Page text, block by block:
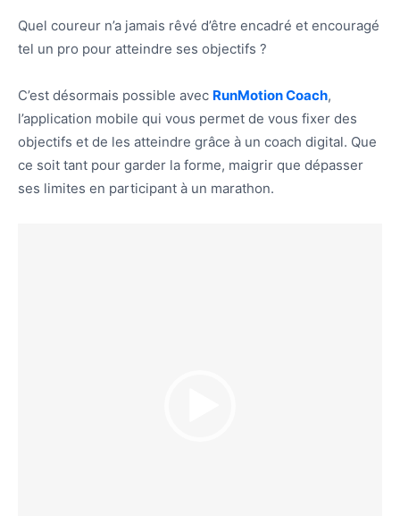
Quel coureur n’a jamais rêvé d’être encadré et encouragé
tel un pro pour atteindre ses objectifs ?
C’est désormais possible avec RunMotion Coach,
l’application mobile qui vous permet de vous fixer des
objectifs et de les atteindre grâce à un coach digital. Que
ce soit tant pour garder la forme, maigrir que dépasser
ses limites en participant à un marathon.